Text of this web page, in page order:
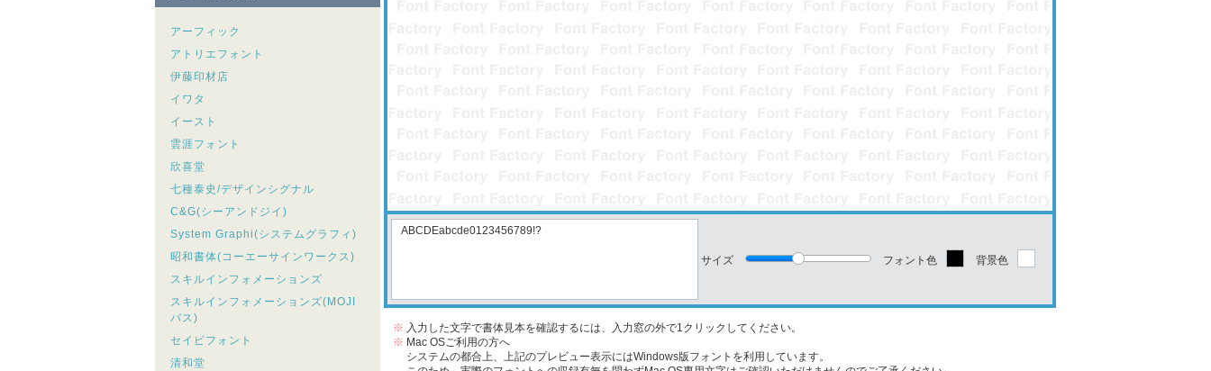
アーフィック
アトリエフォント
伊藤印材店
イワタ
イースト
雲涯フォント
欣喜堂
七種泰史/デザインシグナル
C&G(シーアンドジイ)
System Graphi(システムグラフィ)
昭和書体(コーエーサインワークス)
スキルインフォメーションズ
スキルインフォメーションズ(MOJI
パス)
セイビフォント
清和堂
サイズ フォント色 背景色
※ 入力した文字で書体見本を確認するには、入力窓の外で1クリックしてください。
※ Mac OSご利用の方へ
システムの都合上、上記のプレビュー表示にはWindows版フォントを利用しています。